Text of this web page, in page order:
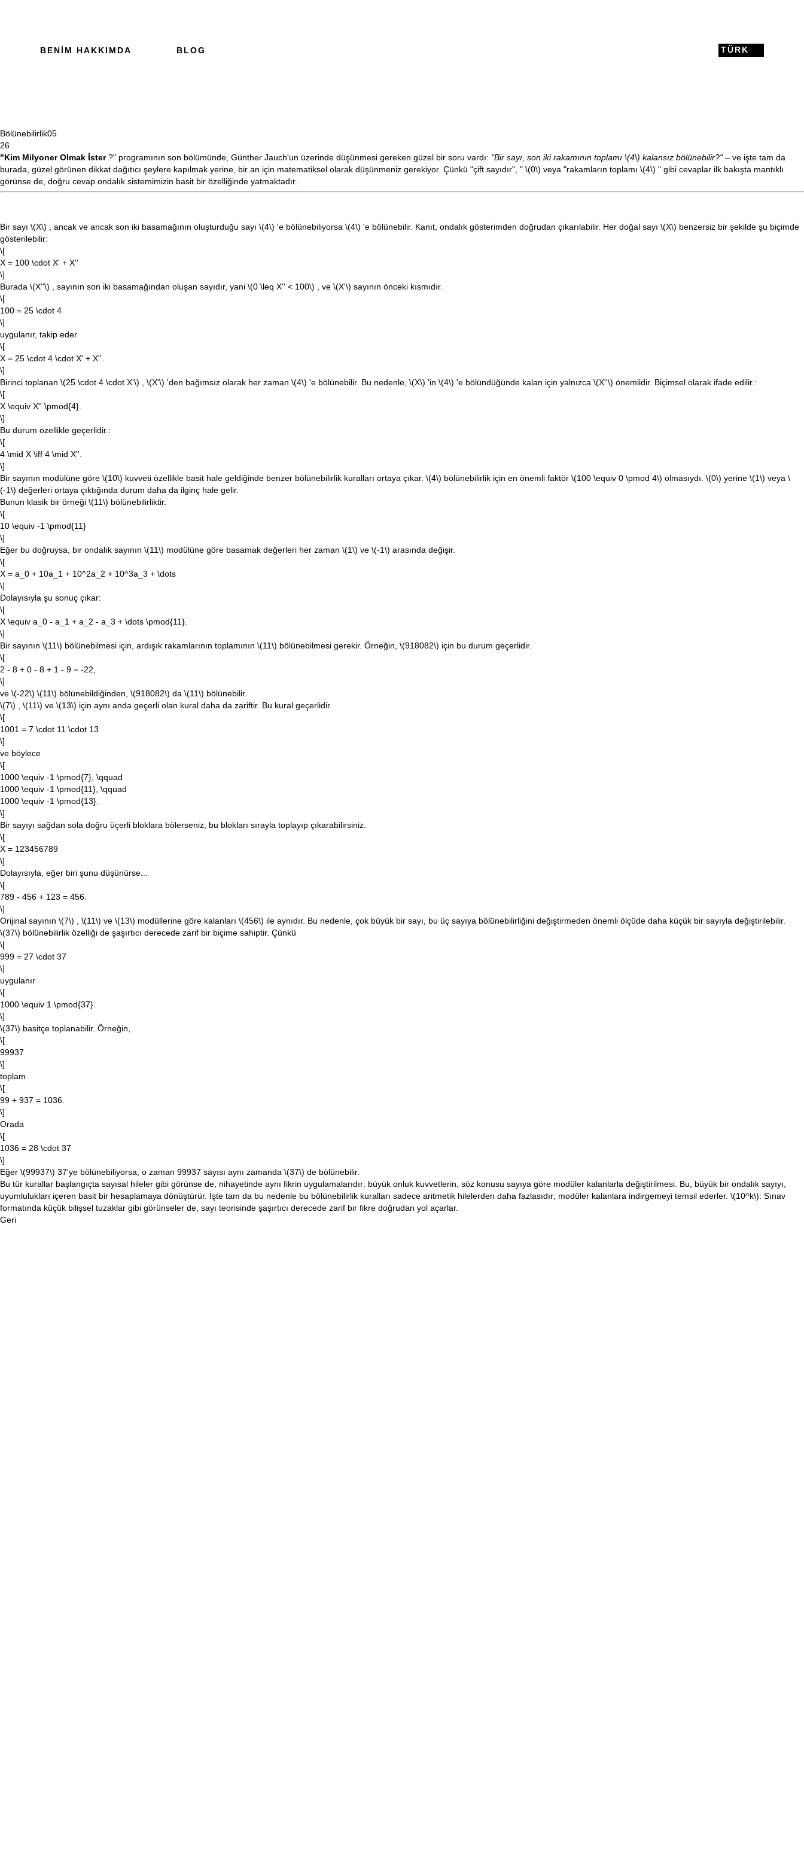
BENIM HAKKIMDA BLOG TÜRK
Bölünebilirlik05
26
"Kim Milyoner Olmak İster?" programının son bölümünde, Günther Jauch'un üzerinde düşünmesi gereken güzel bir soru vardı: "Bir sayı, son iki rakamının toplamı \(4\) kalansız bölünebilir?"– ve işte tam da
burada, güzel görünen dikkat dağıtıcı şeylere kapılmak yerine, bir an için matematiksel olarak düşünmeniz gerekiyor. Çünkü "çift sayıdır", " \(0\) veya "rakamların toplamı \(4\) " gibi cevaplar ilk bakışta mantıklı
görünse de, doğru cevap ondalık sistemimizin basit bir özelliğinde yatmaktadır.
Bir sayı \(X\) , ancak ve ancak son iki basamağının oluşturduğu sayı \(4\) 'e bölünebiliyorsa \(4\) 'e bölünebilir. Kanıt, ondalık gösterimden doğrudan çıkarılabilir. Her doğal sayı \(X\) benzersiz bir şekilde şu biçimde
gösterilebilir:
\[
X = 100 \cdot X' + X''
\]
Burada \(X''\) , sayının son iki basamağından oluşan sayıdır, yani \(0 \leq X'' < 100\) , ve \(X'\) sayının önceki kısmıdır.
\[
100 = 25 \cdot 4
\]
uygulanır, takip eder
\[
X = 25 \cdot 4 \cdot X' + X''.
\]
Birinci toplanan \(25 \cdot 4 \cdot X'\) , \(X'\) 'den bağımsız olarak her zaman \(4\) 'e bölünebilir. Bu nedenle, \(X\) 'in \(4\) 'e bölündüğünde kalan için yalnızca \(X''\) önemlidir. Biçimsel olarak ifade edilir.:
\[
X \equiv X'' \pmod{4}.
\]
Bu durum özellikle geçerlidir.:
\[
4 \mid X \iff 4 \mid X''.
\]
Bir sayının modülüne göre \(10\) kuvveti özellikle basit hale geldiğinde benzer bölünebilirlik kuralları ortaya çıkar. \(4\) bölünebilirlik için en önemli faktör \(100 \equiv 0 \pmod 4\) olmasıydı. \(0\) yerine \(1\) veya \
(-1\) değerleri ortaya çıktığında durum daha da ilginç hale gelir.
Bunun klasik bir örneği \(11\) bölünebilirliktir.
\[
10 \equiv -1 \pmod{11}
\]
Eğer bu doğruysa, bir ondalık sayının \(11\) modülüne göre basamak değerleri her zaman \(1\) ve \(-1\) arasında değişir.
\[
X = a_0 + 10a_1 + 10^2a_2 + 10^3a_3 + \dots
\]
Dolayısıyla şu sonuç çıkar:
\[
X \equiv a_0 - a_1 + a_2 - a_3 + \dots \pmod{11}.
\]
Bir sayının \(11\) bölünebilmesi için, ardışık rakamlarının toplamının \(11\) bölünebilmesi gerekir. Örneğin, \(918082\) için bu durum geçerlidir.
\[
2 - 8 + 0 - 8 + 1 - 9 = -22,
\]
ve \(-22\) \(11\) bölünebildiğinden, \(918082\) da \(11\) bölünebilir.
\(7\) , \(11\) ve \(13\) için aynı anda geçerli olan kural daha da zariftir. Bu kural geçerlidir.
\[
1001 = 7 \cdot 11 \cdot 13
\]
ve böylece
\[
1000 \equiv -1 \pmod{7}, \qquad
1000 \equiv -1 \pmod{11}, \qquad
1000 \equiv -1 \pmod{13}.
\]
Bir sayıyı sağdan sola doğru üçerli bloklara bölerseniz, bu blokları sırayla toplayıp çıkarabilirsiniz.
\[
X = 123456789
\]
Dolayısıyla, eğer biri şunu düşünürse...
\[
789 - 456 + 123 = 456.
\]
Orijinal sayının \(7\) , \(11\) ve \(13\) modüllerine göre kalanları \(456\) ile aynıdır. Bu nedenle, çok büyük bir sayı, bu üç sayıya bölünebilirliğini değiştirmeden önemli ölçüde daha küçük bir sayıyla değiştirilebilir.
\(37\) bölünebilirlik özelliği de şaşırtıcı derecede zarif bir biçime sahiptir. Çünkü
\[
999 = 27 \cdot 37
\]
uygulanır
\[
1000 \equiv 1 \pmod{37}.
\]
\(37\) basitçe toplanabilir. Örneğin,
\[
99937
\]
toplam
\[
99 + 937 = 1036.
\]
Orada
\[
1036 = 28 \cdot 37
\]
Eğer \(99937\) 37'ye bölünebiliyorsa, o zaman 99937 sayısı aynı zamanda \(37\) de bölünebilir.
Bu tür kurallar başlangıçta sayısal hileler gibi görünse de, nihayetinde aynı fikrin uygulamalarıdır: büyük onluk kuvvetlerin, söz konusu sayıya göre modüler kalanlarla değiştirilmesi. Bu, büyük bir ondalık sayıyı,
uyumlulukları içeren basit bir hesaplamaya dönüştürür. İşte tam da bu nedenle bu bölünebilirlik kuralları sadece aritmetik hilelerden daha fazlasıdır; modüler kalanlara indirgemeyi temsil ederler. \(10^k\): Sınav
formatında küçük bilişsel tuzaklar gibi görünseler de, sayı teorisinde şaşırtıcı derecede zarif bir fikre doğrudan yol açarlar.
Geri